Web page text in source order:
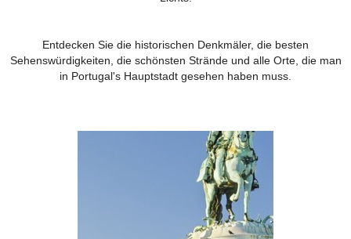
Entdecken Sie die historischen Denkmäler, die besten
Sehenswürdigkeiten, die schönsten Strände und alle Orte, die man
in Portugal's Hauptstadt gesehen haben muss.